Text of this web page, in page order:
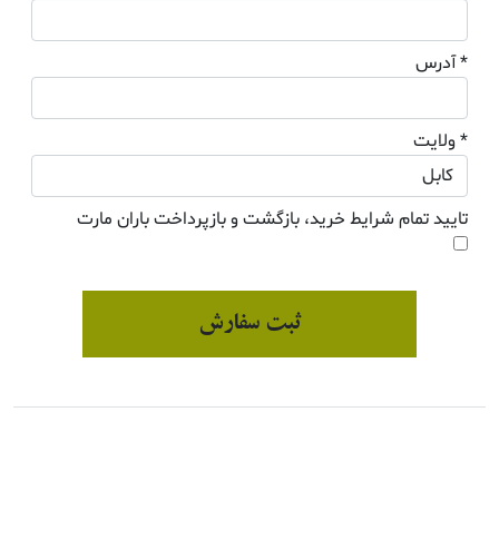
* آدرس
* ولایت
تایید تمام شرایط خرید، بازگشت و بازپرداخت باران مارت
ثبت سفارش